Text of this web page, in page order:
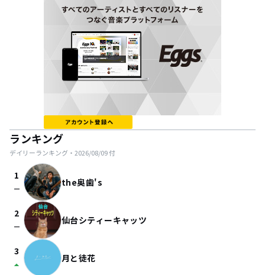
ランキング
デイリーランキング・ 2026/08/09付
1
check_indeterminate_small the奥歯's
2
check_indeterminate_small 仙台シティーキャッツ
3
arrow_drop_up 月と徒花